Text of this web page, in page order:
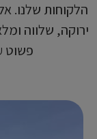
הלקוחות שלנו.
ירוקה, שלווה
פשוט